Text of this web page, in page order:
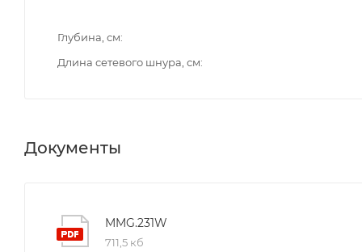
Глубина, см
Длина сетевого шнура, см
Документы
MMG.231W
711,5 кб